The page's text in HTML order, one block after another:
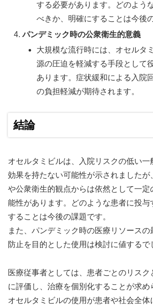
する必要があります。どのよう
べきか、明確にすることは今後
パンデミック時の公衆衛生的意義
大規模な流行時には、オセルタ
源の圧迫を軽減する手段として
あります。症状緩和による入院
の負担軽減が期待されます。
結論
オセルタミビルは、入院リスクの低い一
効果を持たない可能性が示されましたが
や公衆衛生的観点からは依然として一定
能性があります。どのような患者に投与
することは今後の課題です。
また、パンデミック時の医療リソースの
防止を目的とした使用は検討に値するで
医療従事者としては、患者ごとのリス
に評価し、治療を個別化することが求め
オセルタミビルの使用が患者や社会全体